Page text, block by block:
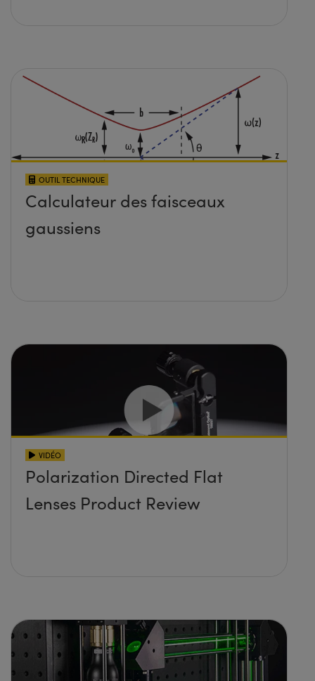
OUTIL TECHNIQUE
Calculateur des faisceaux
gaussiens
VIDÉO
Polarization Directed Flat
Lenses Product Review